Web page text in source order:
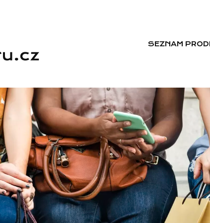
SEZNAM